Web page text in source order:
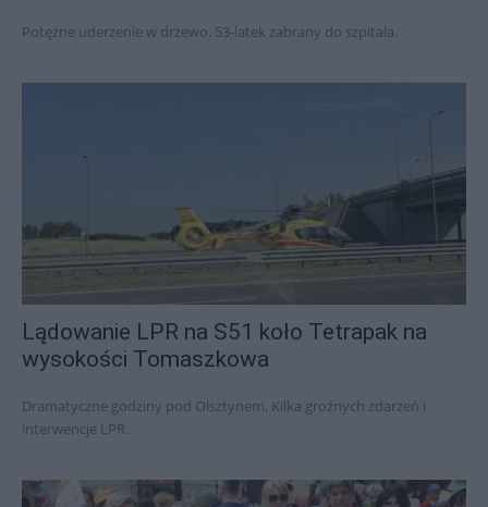
Potężne uderzenie w drzewo. 53-latek zabrany do szpitala.
Lądowanie LPR na S51 koło Tetrapak na
wysokości Tomaszkowa
Dramatyczne godziny pod Olsztynem. Kilka groźnych zdarzeń i
interwencje LPR.